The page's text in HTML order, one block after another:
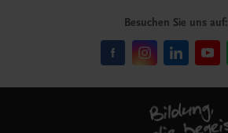
Besuchen Sie uns auf: